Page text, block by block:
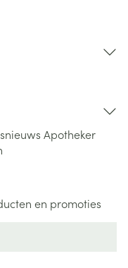
Apotheker
en promoties